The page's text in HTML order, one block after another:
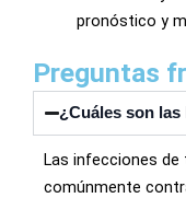
pronóstico y
Preguntas
¿Cuáles son las
Las infecciones de
comúnmente